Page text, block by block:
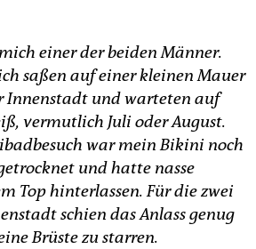
einer der beiden Männer.
saßen auf einer kleinen Mauer
Innenstadt und warteten auf
vermutlich Juli oder August.
war mein Bikini noch
und hatte nasse
Top hinterlassen. Für die zwei
schien das Anlass genug
Brüste zu starren.